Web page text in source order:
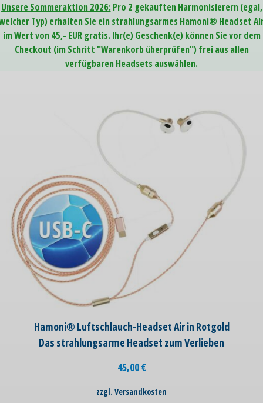
Unsere Sommeraktion 2026: Pro 2 gekauften Harmonisierern (egal,
Typ) erhalten Sie ein strahlungsarmes Hamoni® Headset
im Wert von 45,- EUR gratis. Ihr(e) Geschenk(e) können Sie vor dem
Checkout (im Schritt "Warenkorb überprüfen") frei aus allen
verfügbaren Headsets auswählen.
Hamoni® Luftschlauch-Headset Air in Rotgold
Das strahlungsarme Headset zum Verlieben
45,00€
zzgl. Versandkosten